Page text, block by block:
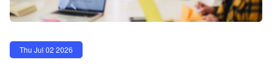
Thu Jul 02 2026